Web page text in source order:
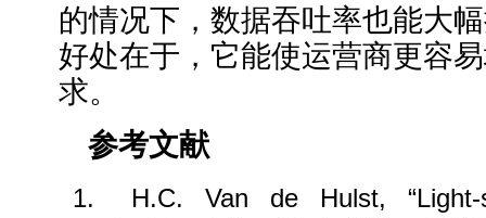
的情况下，数据吞吐率也能大
好处在于，它能使运营商更容
求。
参考文献
H.C. Van de Hulst,